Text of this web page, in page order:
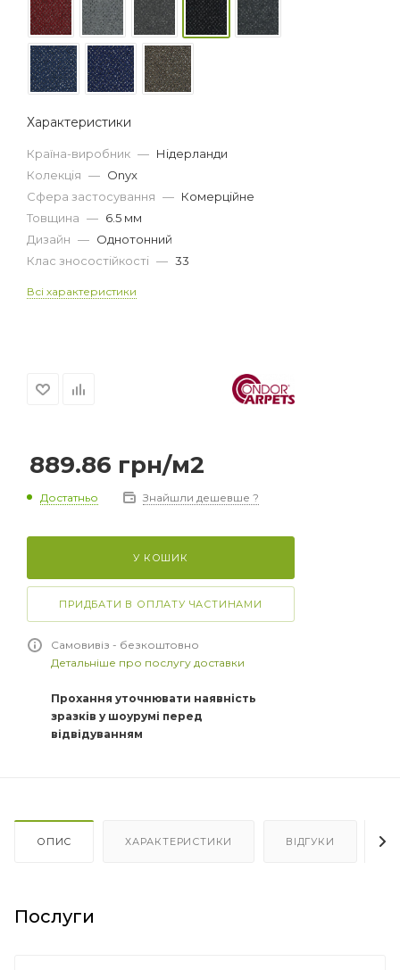
Характеристики
Країна-виробник — Нідерланди
Колекція — Onyx
Сфера застосування — Комерційне
Товщина — 6.5 мм
Дизайн — Однотонний
Клас зносостійкості — 33
Всі характеристики
889.86 грн/м2
Достатньо Знайшли дешевше ?
У КОШИК
ПРИДБАТИ В ОПЛАТУ ЧАСТИНАМИ
Самовивіз - безкоштовно
Детальніше про послугу доставки
Прохання уточнювати наявність
зразків у шоурумі перед
відвідуванням
ОПИС ХАРАКТЕРИСТИКИ ВІДГУКИ
Послуги